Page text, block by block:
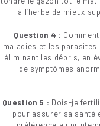
à l’herbe de mieux
Question 4 :
maladies et les parasites
éliminant les débris, en
de symptômes
Question 5 : Dois-je
pour assurer sa santé